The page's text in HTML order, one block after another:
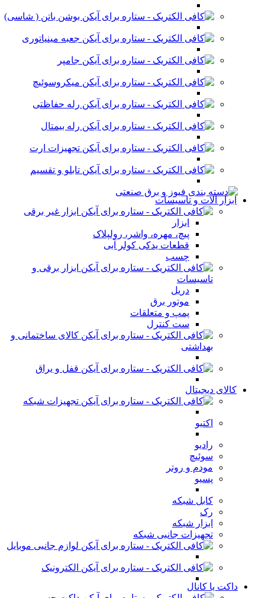
بوشن باتن ( شاسی)
جعبه مینیاتوری
جامپر
میکروسوئیچ
رله حفاظتی
رله بیمتال
تجهیزات ارت
تابلو و تقسیم
ابزار آلات و تاسیسات
ابزار غیر برقی
ابزار
پیچ، مهره، واشر، رولپلاک
قطعات یدکی کولر آبی
چسب
ابزار برقی و
تاسیسات
دریل
موتور برق
پمپ و متعلقات
ست کنترل
کالای ساختمانی و
بهداشتی
قفل و یراق
کالای دیجیتال
تجهیزات شبکه
اکتیو
رادیو
سوئیچ
مودم و روتر
پسیو
کابل شبکه
رک
ابزار شبکه
تجهیزات جانبی شبکه
لوازم جانبی موبایل
الکترونیک
داکت یا کانال